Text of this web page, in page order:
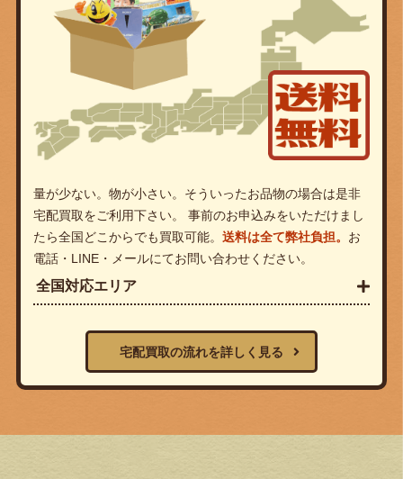
量が少ない。物が小さい。そういったお品物の場合は是非
宅配買取をご利用下さい。 事前のお申込みをいただけまし
たら全国どこからでも買取可能。 送料は全て弊社負担。 お
電話・LINE・メールにてお問い合わせください。
全国対応エリア
宅配買取の流れを詳しく見る